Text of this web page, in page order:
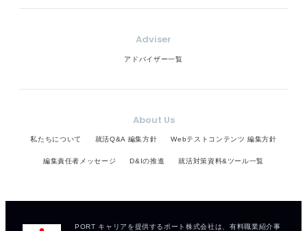
Adviser
アドバイザー一覧
About Us
私たちについて 就活Q&A 編集方針 Webテストコンテンツ 編集方針
編集責任者メッセージ D&Iの推進 就活対策資料&ツール一覧